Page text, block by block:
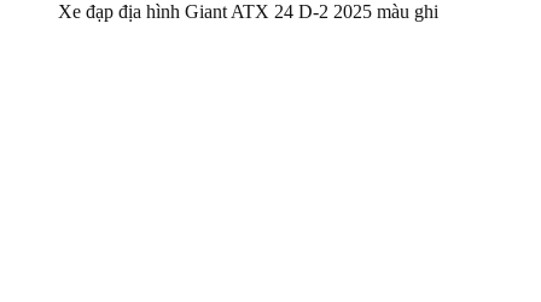
Xe đạp địa hình Giant ATX 24 D-2 2025 màu ghi